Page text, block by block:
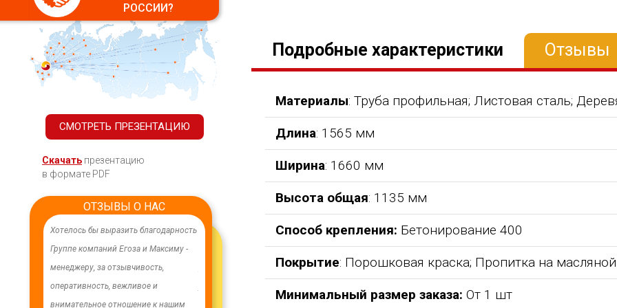
РОССИИ?
СМОТРЕТЬ ПРЕЗЕНТАЦИЮ
Скачать презентацию
в формате PDF
ОТЗЫВЫ О НАС
Хотелось бы выразить благодарность
Группе компаний Егоза и Максиму -
менеджеру, за отзывчивость,
оперативность, вежливое и
внимательное отношение к нашим
В целях устойчивого водоснабжения,
в п. Бага-Чонос проведены
ремонтные работы на водозаборе:
От всей души хочу поблагодарить
компанию "Егоза" за их продукцию,
индивидуальный подход и
лет приобретаем детское спортивное
Добрый день) Ура! Наконец то у
наших детишек появилась
площадка. В нашей деревне
Подробные характеристики Отзывы
Материалы: Труба профильная; Листовая сталь;
Длина: 1565 мм
Ширина: 1660 мм
Высота общая: 1135 мм
Способ крепления: Бетонирование 400
Покрытие: Порошковая краска; Пропитка на
Минимальный размер заказа: От 1 шт